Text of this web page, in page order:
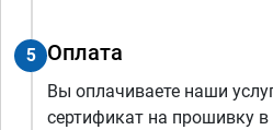
5 Оплата
Вы оплачиваете наши
сертификат на прошивку